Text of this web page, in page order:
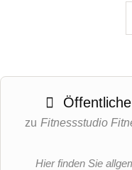
zu Fitnessstudio
Hier finden Sie